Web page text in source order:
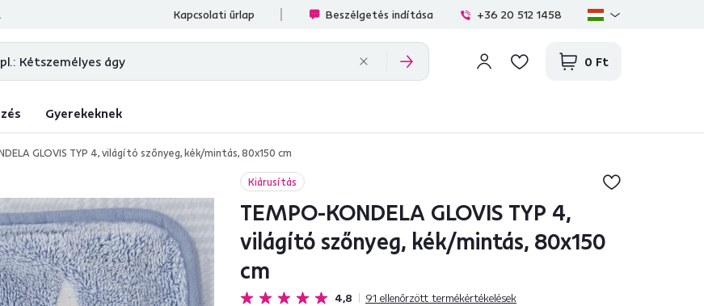
Kapcsolati űrlap Beszélgetés indítása +36 20 512 1458
0 Ft
Gyerekeknek
GLOVIS TYP 4, világító szőnyeg, kék/mintás, 80x150 cm
Kiárusítás
TEMPO-KONDELA GLOVIS TYP 4,
világító szőnyeg, kék/mintás, 80x150
cm
4,8 91 ellenőrzött termékértékelések